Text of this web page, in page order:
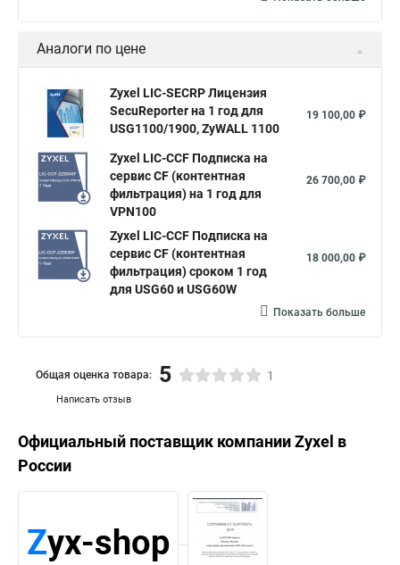
Аналоги по цене
Zyxel LIC-SECRP Лицензия
SecuReporter на 1 год для
USG1100/1900, ZyWALL 1100
19 100,00 ₽
Zyxel LIC-CCF Подписка на
сервис CF (контентная
фильтрация) на 1 год для
VPN100
26 700,00 ₽
Zyxel LIC-CCF Подписка на
сервис CF (контентная
фильтрация) сроком 1 год
для USG60 и USG60W
18 000,00 ₽
Показать больше
Написать отзыв
Общая оценка товара: 5 1
Официальный поставщик компанииZyxel в
России